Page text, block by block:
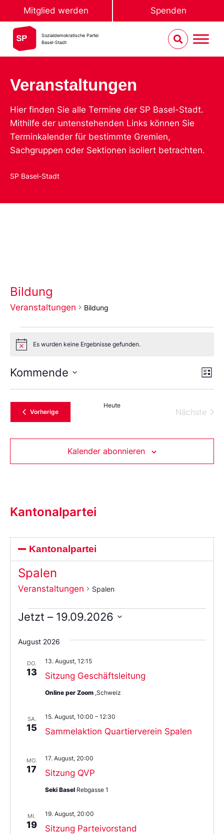
Mitglied werden Spenden
Sozialdemokratische Partei
Basel-Stadt
Veranstaltungen
Hier finden Sie alle Termine der SP Basel-Stadt.
Mithilfe der untenstehenden Links können Sie
Terminkalender für bestimmte Gremien,
Sachgruppen oder Sektionen isoliert betrachten.
SP Basel-Stadt
Bildung
Veranstaltungen Bildung
NoticeEs wurden keine Ergebnisse gefunden.
Liste
Kommende
Sie
das
Datum
aus.
VorherigeVeranstaltungen
Heute
Nächste
Kalender abonnieren
Kantonalpartei
Kantonalpartei
Spalen
Veranstaltungen Spalen
Jetzt – 19.09.2026
Sie
das
aus.
August 2026
DO.
13 Sitzung Geschäftsleitung
13. August, 12:15
Online per Zoom ,Schweiz
SA.
15 Sammelaktion Quartierverein Spalen
15. August, 10:00 – 12:30
MO.
17 Sitzung QVP
17. August, 20:00
Seki Basel Rebgasse 1
MI.
19 Sitzung Parteivorstand
19. August, 20:00